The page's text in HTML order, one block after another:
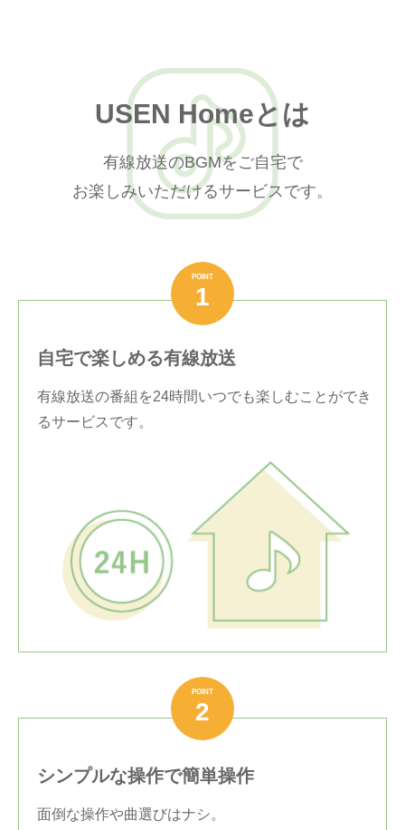
USEN Homeとは
有線放送のBGMをご自宅で
お楽しみいただけるサービスです。
POINT
1
自宅で楽しめる有線放送
有線放送の番組を24時間いつでも楽しむことができ
るサービスです。
POINT
2
シンプルな操作で簡単操作
面倒な操作や曲選びはナシ。